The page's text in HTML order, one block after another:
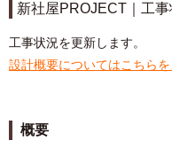
新社屋PROJECT｜工事
工事状況を更新します。
設計概要についてはこちらを
概要